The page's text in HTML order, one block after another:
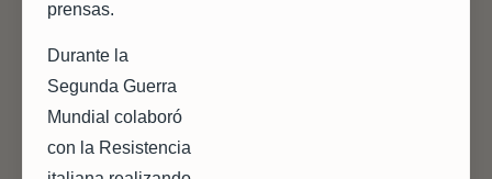
prensas.
Durante la
Segunda Guerra
Mundial colaboró
con la Resistencia